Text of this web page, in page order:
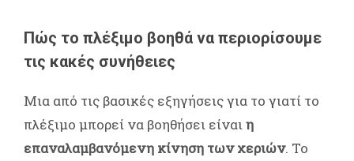
Πώς το πλέξιμο βοηθά να περιορίσουμε
τις κακές συνήθειες
Μια από τις βασικές εξηγήσεις για το γιατί το
πλέξιμο μπορεί να βοηθήσει είναιη
επαναλαμβανόμενη κίνηση των χεριών. Το